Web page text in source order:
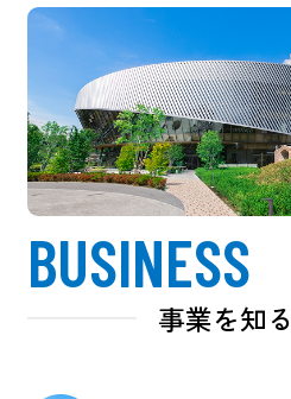
BUSINESS
事業を知る